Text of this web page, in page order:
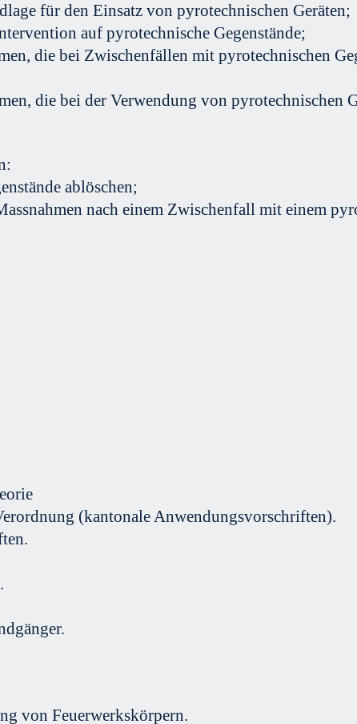
für den Einsatz von pyrotechnischen Geräten;
auf pyrotechnische Gegenstände;
die bei Zwischenfällen mit pyrotechnischen
die bei der Verwendung von pyrotechnischen
ablöschen;
nach einem Zwischenfall mit einem
(kantonale Anwendungsvorschriften).
von Feuerwerkskörpern.